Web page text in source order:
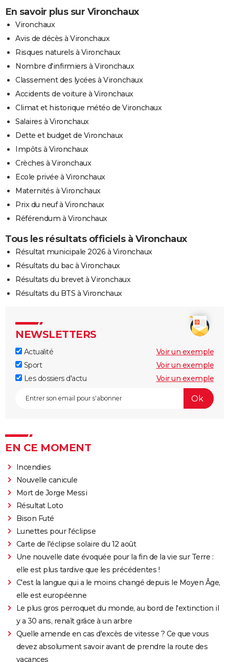
En savoir plus sur Vironchaux
Vironchaux
Avis de décès à Vironchaux
Risques naturels à Vironchaux
Nombre d'infirmiers à Vironchaux
Classement des lycées à Vironchaux
Accidents de voiture à Vironchaux
Climat et historique météo de Vironchaux
Salaires à Vironchaux
Dette et budget de Vironchaux
Impôts à Vironchaux
Crèches à Vironchaux
Ecole privée à Vironchaux
Maternités à Vironchaux
Prix du neuf à Vironchaux
Référendum à Vironchaux
Tous les résultats officiels à Vironchaux
Résultat municipale 2026 à Vironchaux
Résultats du bac à Vironchaux
Résultats du brevet à Vironchaux
Résultats du BTS à Vironchaux
NEWSLETTERS
Actualité
Voir un exemple
Sport
Voir un exemple
Les dossiers d'actu
Voir un exemple
EN CE MOMENT
Incendies
Nouvelle canicule
Mort de Jorge Messi
Résultat Loto
Bison Futé
Lunettes pour l'éclipse
Carte de l'éclipse solaire du 12 août
Une nouvelle date évoquée pour la fin de la vie sur Terre :
elle est plus tardive que les précédentes !
C'est la langue qui a le moins changé depuis le Moyen Âge,
elle est européenne
Le plus gros perroquet du monde, au bord de l'extinction il
y a 30 ans, renaît grâce à un arbre
Quelle amende en cas d'excès de vitesse ? Ce que vous
devez absolument savoir avant de prendre la route des
vacances